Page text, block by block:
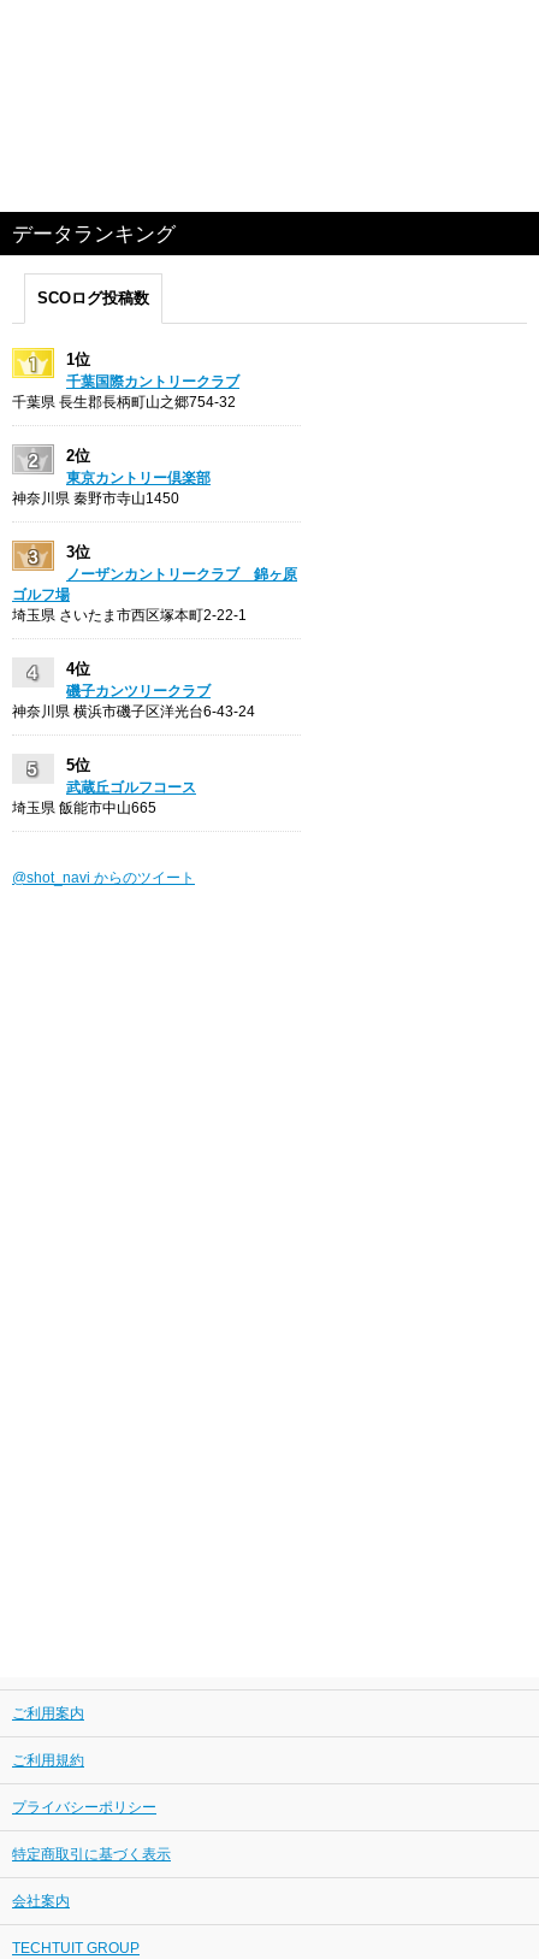
データランキング
SCOログ投稿数
1位
千葉国際カントリークラブ
千葉県 長生郡長柄町山之郷754-32
2位
東京カントリー倶楽部
神奈川県 秦野市寺山1450
3位
ノーザンカントリークラブ 錦ヶ原
ゴルフ場
埼玉県 さいたま市西区塚本町2-22-1
4位
磯子カンツリークラブ
神奈川県 横浜市磯子区洋光台6-43-24
5位
武蔵丘ゴルフコース
埼玉県 飯能市中山665
@shot_navi からのツイート
ご利用案内
ご利用規約
プライバシーポリシー
特定商取引に基づく表示
会社案内
TECHTUIT GROUP